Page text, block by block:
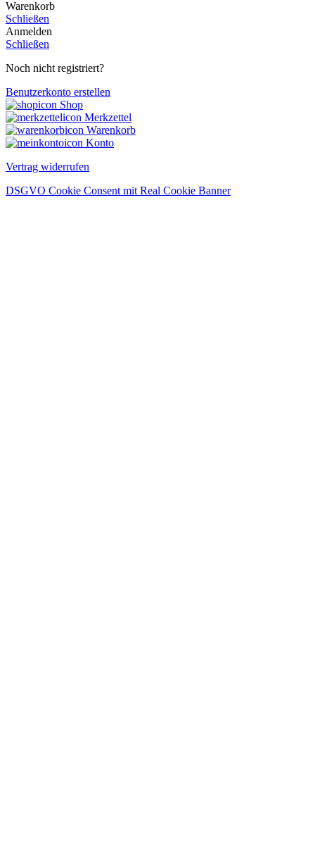
Warenkorb
Schließen
Anmelden
Schließen
Noch nicht registriert?
Benutzerkonto erstellen
Shop
Merkzettel
Warenkorb
Konto
Vertrag widerrufen
DSGVO Cookie Consent mit Real Cookie Banner